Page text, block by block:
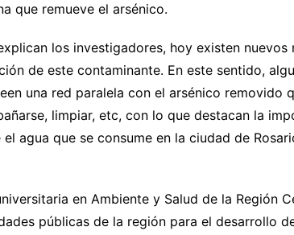
que remueve el arsénico.
los investigadores, hoy existen
de este contaminante. En este sentido,
una red paralela con el arsénico removido
limpiar, etc, con lo que destacan la
agua que se consume en la ciudad de
en Ambiente y Salud de la Región
públicas de la región para el desarrollo